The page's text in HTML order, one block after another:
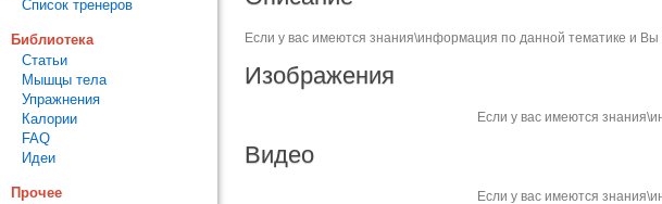
Если у вас имеются знания\информация по данной тематике и Вы
Изображения
Если у вас имеются
Видео
Если у вас имеются
Список тренеров
Библиотека
Статьи
Мышцы тела
Упражнения
Калории
FAQ
Идеи
Прочее